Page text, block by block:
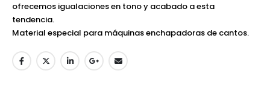
ofrecemos igualaciones en tono y acabado a esta
tendencia.
Material especial para máquinas enchapadoras de cantos.